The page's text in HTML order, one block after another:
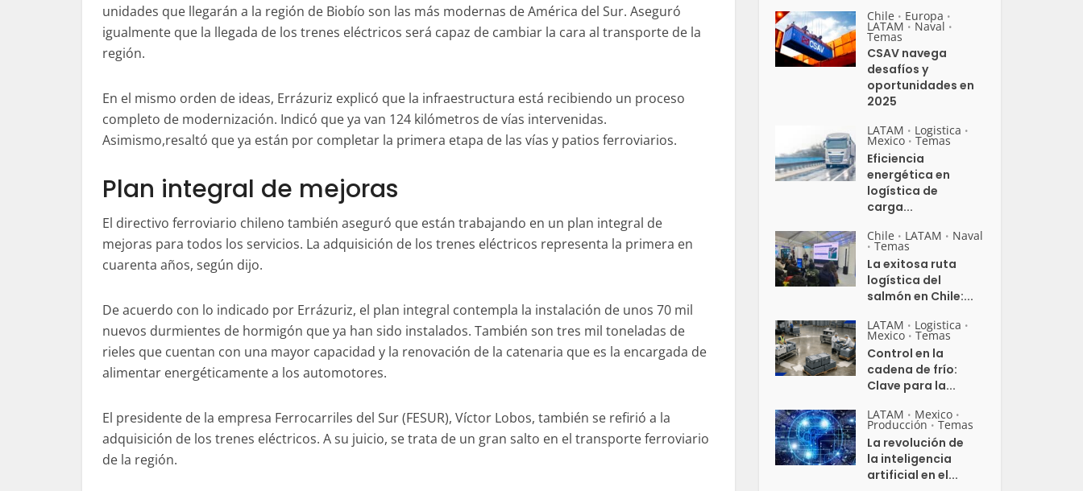
unidades que llegarán a la región de Biobío son las más modernas de América del Sur. Aseguró
igualmente que la llegada de los trenes eléctricos será capaz de cambiar la cara al transporte de la
región.
En el mismo orden de ideas, Errázuriz explicó que la infraestructura está recibiendo un proceso
completo de modernización. Indicó que ya van 124 kilómetros de vías intervenidas.
Asimismo,resaltó que ya están por completar la primera etapa de las vías y patios ferroviarios.
Plan integral de mejoras
El directivo ferroviario chileno también aseguró que están trabajando en un plan integral de
mejoras para todos los servicios. La adquisición de los trenes eléctricos representa la primera en
cuarenta años, según dijo.
De acuerdo con lo indicado por Errázuriz, el plan integral contempla la instalación de unos 70 mil
nuevos durmientes de hormigón que ya han sido instalados. También son tres mil toneladas de
rieles que cuentan con una mayor capacidad y la renovación de la catenaria que es la encargada de
alimentar energéticamente a los automotores.
El presidente de la empresa Ferrocarriles del Sur (FESUR), Víctor Lobos, también se refirió a la
adquisición de los trenes eléctricos. A su juicio, se trata de un gran salto en el transporte ferroviario
de la región.
Chile • Europa •
LATAM • Naval •
Temas
CSAV navega
desafíos y
oportunidades en
2025
LATAM • Logistica •
Mexico • Temas
Eficiencia
energética en
logística de
carga...
Chile • LATAM • Naval
• Temas
La exitosa ruta
logística del
salmón en Chile:...
LATAM • Logistica •
Mexico • Temas
Control en la
cadena de frío:
Clave para la...
LATAM • Mexico •
Producción • Temas
La revolución de
la inteligencia
artificial en el...